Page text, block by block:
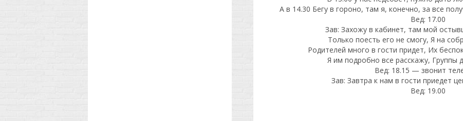
А в 14.30 Бегу в гороно, там я, конечно, за все
Вед: 17.00
Зав: Захожу в кабинет, там мой
Только поесть его не смогу, Я на
Родителей много в гости придет, Их
Я им подробно все расскажу, Группы
Вед: 18.15 — звонит
Зав: Завтра к нам в гости приедет
Вед: 19.00